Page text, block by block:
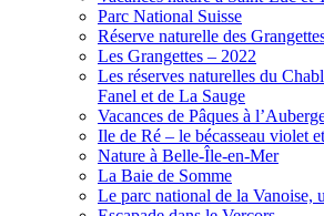
Parc National Suisse
Réserve naturelle des
Les Grangettes – 2022
Les réserves naturelles du
Fanel et de La Sauge
Vacances de Pâques à
Ile de Ré – le bécasseau violet
Nature à Belle-Île-en-Mer
La Baie de Somme
Le parc national de la Vanoise,